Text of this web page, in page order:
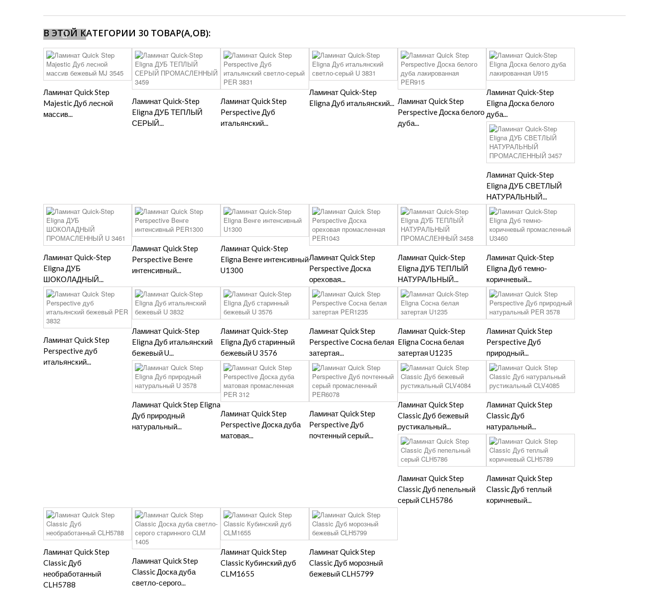
В ЭТОЙ КАТЕГОРИИ 30 ТОВАР(А,ОВ):
Ламинат Quick Step
Majestic Дуб лесной
массив...
Ламинат Quick-Step
Eligna ДУБ ТЕПЛЫЙ
СЕРЫЙ...
Ламинат Quick Step
Perspective Дуб
итальянский...
Ламинат Quick-Step
Eligna Дуб итальянский... Ламинат Quick Step
Perspective Доска белого
дуба...
Ламинат Quick-Step
Eligna Доска белого
дуба...
Ламинат Quick-Step
Eligna ДУБ СВЕТЛЫЙ
НАТУРАЛЬНЫЙ...
Ламинат Quick-Step
Eligna ДУБ
ШОКОЛАДНЫЙ...
Ламинат Quick Step
Perspective Венге
интенсивный...
Ламинат Quick-Step
Eligna Венге интенсивный
U1300
Ламинат Quick Step
Perspective Доска
ореховая...
Ламинат Quick-Step
Eligna ДУБ ТЕПЛЫЙ
НАТУРАЛЬНЫЙ...
Ламинат Quick-Step
Eligna Дуб темно-
коричневый...
Ламинат Quick Step
Perspective дуб
итальянский...
Ламинат Quick-Step
Eligna Дуб итальянский
бежевый U...
Ламинат Quick-Step
Eligna Дуб старинный
бежевый U 3576
Ламинат Quick Step
Perspective Сосна белая
затертая...
Ламинат Quick-Step
Eligna Сосна белая
затертая U1235
Ламинат Quick Step
Perspective Дуб
природный...
Ламинат Quick Step Eligna
Дуб природный
натуральный...
Ламинат Quick Step
Perspective Доска дуба
матовая...
Ламинат Quick Step
Perspective Дуб
почтенный серый...
Ламинат Quick Step
Classic Дуб бежевый
рустикальный...
Ламинат Quick Step
Classic Дуб
натуральный...
Ламинат Quick Step
Classic Дуб пепельный
серый CLH5786
Ламинат Quick Step
Classic Дуб теплый
коричневый...
Ламинат Quick Step
Classic Дуб
необработанный
CLH5788
Ламинат Quick Step
Classic Доска дуба
светло-серого...
Ламинат Quick Step
Classic Кубинский дуб
CLM1655
Ламинат Quick Step
Classic Дуб морозный
бежевый CLH5799